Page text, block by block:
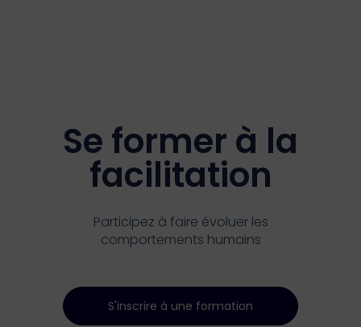
Se former à la
facilitation
Participez à faire évoluer les
comportements humains
S'inscrire à une formation